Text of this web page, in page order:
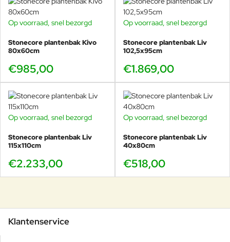
Op voorraad, snel bezorgd
Stonecore plantenbak Kivo
80x60cm
€985,00
Op voorraad, snel bezorgd
Stonecore plantenbak Liv
102,5x95cm
€1.869,00
Op voorraad, snel bezorgd
Stonecore plantenbak Liv
115x110cm
€2.233,00
Op voorraad, snel bezorgd
Stonecore plantenbak Liv
40x80cm
€518,00
Klantenservice